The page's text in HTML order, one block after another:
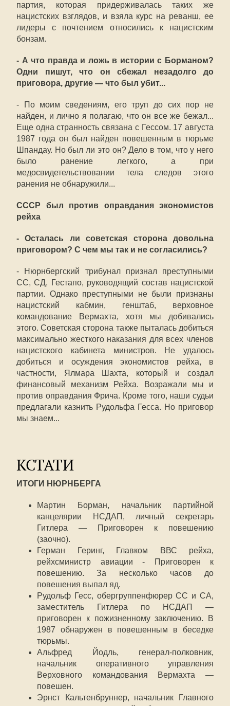
партия, которая придерживалась таких же
нацистских взглядов, и взяла курс на реванш, ее
лидеры с почтением относились к нацистским
бонзам.
- А что правда и ложь в истории с Борманом?
Одни пишут, что он сбежал незадолго до
приговора, другие — что был убит...
- По моим сведениям, его труп до сих пор не
найден, и лично я полагаю, что он все же бежал...
Еще одна странность связана с Гессом. 17 августа
1987 года он был найден повешенным в тюрьме
Шпандау. Но был ли это он? Дело в том, что у него
было ранение легкого, а при
медосвидетельствовании тела следов этого
ранения не обнаружили...
СССР был против оправдания экономистов
рейха
- Осталась ли советская сторона довольна
приговором? С чем мы так и не согласились?
- Нюрнбергский трибунал признал преступными
СС, СД, Гестапо, руководящий состав нацистской
партии. Однако преступными не были признаны
нацистский кабмин, генштаб, верховное
командование Вермахта, хотя мы добивались
этого. Советская сторона также пыталась добиться
максимально жесткого наказания для всех членов
нацистского кабинета министров. Не удалось
добиться и осуждения экономистов рейха, в
частности, Ялмара Шахта, который и создал
финансовый механизм Рейха. Возражали мы и
против оправдания Фрича. Кроме того, наши судьи
предлагали казнить Рудольфа Гесса. Но приговор
мы знаем...
КСТАТИ
ИТОГИ НЮРНБЕРГА
Мартин Борман, начальник партийной
канцелярии НСДАП, личный секретарь
Гитлера — Приговорен к повешению
(заочно).
Герман Геринг, Главком ВВС рейха,
рейхсминистр авиации - Приговорен к
повешению. За несколько часов до
повешения выпал яд.
Рудольф Гесс, обергруппенфюрер СС и СА,
заместитель Гитлера по НСДАП —
приговорен к пожизненному заключению. В
1987 обнаружен в повешенным в беседке
тюрьмы.
Альфред Йодль, генерал-полковник,
начальник оперативного управления
Верховного командования Вермахта —
повешен.
Эрнст Кальтенбруннер, начальник Главного